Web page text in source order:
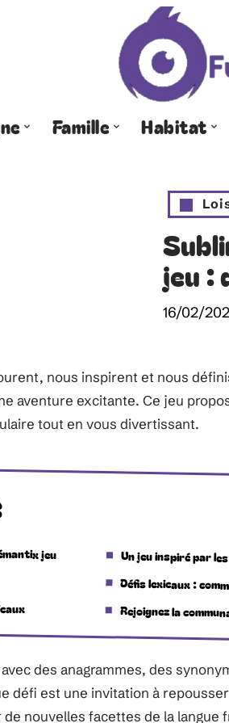
Famille Habitat
jeu :
16/02/
nous inspirent et nous
aventure excitante. Ce jeu
tout en vous divertissant.
jeu Un jeu inspiré par
Défis lexicaux :
Rejoignez la
des anagrammes, des
défi est une invitation à
nouvelles facettes de la langue